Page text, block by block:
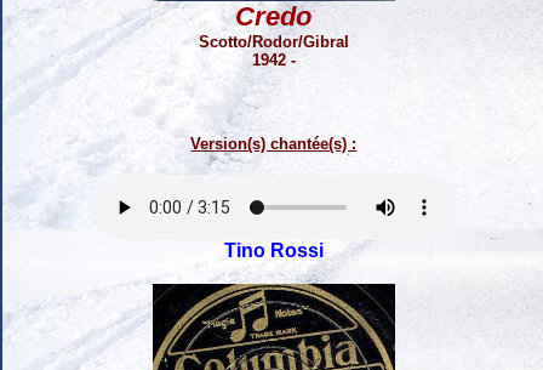
Credo
Scotto/Rodor/Gibral
1942 -
Version(s) chantée(s) :
Tino Rossi